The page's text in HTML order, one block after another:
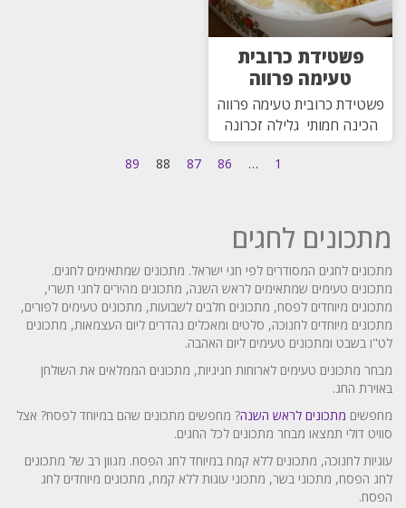
פשטידת כרובית
טעימה פרווה
פשטידת כרובית טעימה פרווה
הכינה חמותי גלילה זכרונה
1
…
86
87
88
89
מתכונים לחגים
מתכונים לחגים המסודרים לפי חגי ישראל. מתכונים שמתאימים לחגים.
מתכונים טעימים שמתאימים לראש השנה, מתכונים מהירים לחגי תשרי,
מתכונים מיוחדים לפסח, מתכונים חלבים לשבועות, מתכונים טעימים לפורים,
מתכונים מיוחדים לחנוכה, סלטים ומאכלים נהדרים ליום העצמאות, מתכונים
לט"ו בשבט ומתכונים טעימים ליום האהבה.
מבחר מתכונים טעימים לארוחות חגיגיות, מתכונים הממלאים את השולחן
באוירת החג.
מחפשים מתכונים לראש השנה? מחפשים מתכונים שהם במיוחד לפסח? אצל
סוויט דולי תמצאו מבחר מתכונים לכל החגים.
עוגיות לחנוכה, מתכונים ללא קמח במיוחד לחג הפסח. מגוון רב של מתכונים
לחג הפסח, מתכוני בשר, מתכוני עוגות ללא קמח, מתכונים מיוחדים לחג
הפסח.